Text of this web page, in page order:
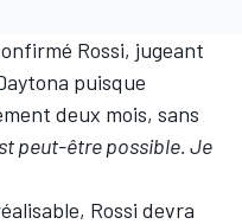
Rossi, jugeant
puisque
deux mois, sans
peut-être possible. Je
Rossi devra